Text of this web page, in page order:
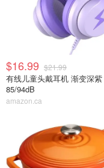
$16.99 $21.99
有线儿童头戴耳机 渐变深紫
85/94dB
amazon.ca